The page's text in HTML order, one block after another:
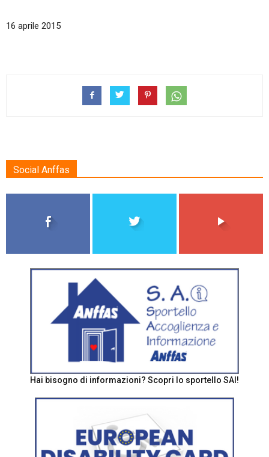
16 aprile 2015
Social Anffas
Hai bisogno di informazioni? Scopri lo sportello SAI!